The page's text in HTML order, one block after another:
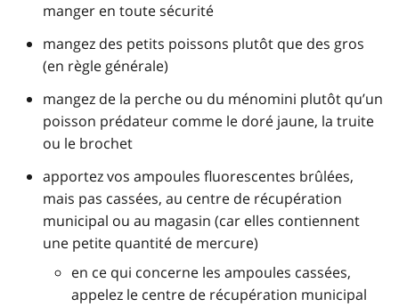
manger en toute sécurité
mangez des petits poissons plutôt que des gros
(en règle générale)
mangez de la perche ou du ménomini plutôt qu’un
poisson prédateur comme le doré jaune, la truite
ou le brochet
apportez vos ampoules fluorescentes brûlées,
mais pas cassées, au centre de récupération
municipal ou au magasin (car elles contiennent
une petite quantité de mercure)
en ce qui concerne les ampoules cassées,
appelez le centre de récupération municipal